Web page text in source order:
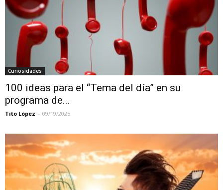
Curiosidades
100 ideas para el “Tema del día” en su
programa de...
Tito López - 09/19/2025